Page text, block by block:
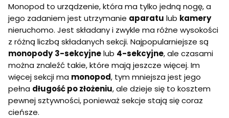
Monopod to urządzenie, która ma tylko jedną nogę, a
jego zadaniem jest utrzymanie aparatu lub kamery
nieruchomo. Jest składany i zwykle ma różne wysokości
z różną liczbą składanych sekcji. Najpopularniejsze są
monopody 3-sekcyjnelub 4-sekcyjne, ale czasami
można znaleźć takie, które mają jeszcze więcej. Im
więcej sekcji ma monopod, tym mniejsza jest jego
pełna długość po złożeniu, ale dzieje się to kosztem
pewnej sztywności, ponieważ sekcje stają się coraz
cieńsze.